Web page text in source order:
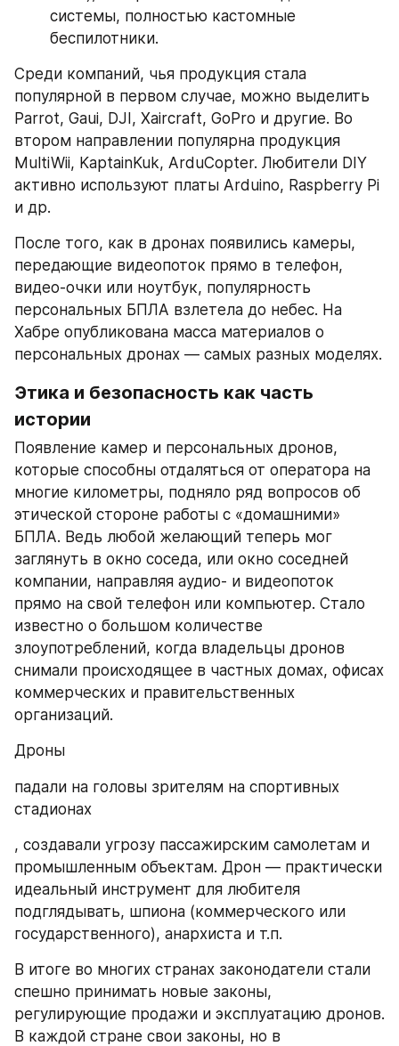
системы, полностью кастомные
беспилотники.
Среди компаний, чья продукция стала
популярной в первом случае, можно выделить
Parrot, Gaui, DJI, Xaircraft, GoPro и другие. Во
втором направлении популярна продукция
MultiWii, KaptainKuk, ArduCopter. Любители DIY
активно используют платы Arduino, Raspberry Pi
и др.
После того, как в дронах появились камеры,
передающие видеопоток прямо в телефон,
видео-очки или ноутбук, популярность
персональных БПЛА взлетела до небес. На
Хабре опубликована масса материалов о
персональных дронах — самых разных моделях.
Этика и безопасность как часть
истории
Появление камер и персональных дронов,
которые способны отдаляться от оператора на
многие километры, подняло ряд вопросов об
этической стороне работы с «домашними»
БПЛА. Ведь любой желающий теперь мог
заглянуть в окно соседа, или окно соседней
компании, направляя аудио- и видеопоток
прямо на свой телефон или компьютер. Стало
известно о большом количестве
злоупотреблений, когда владельцы дронов
снимали происходящее в частных домах, офисах
коммерческих и правительственных
организаций.
Дроны
падали на головы зрителям на спортивных
стадионах
, создавали угрозу пассажирским самолетам и
промышленным объектам. Дрон — практически
идеальный инструмент для любителя
подглядывать, шпиона (коммерческого или
государственного), анархиста и т.п.
В итоге во многих странах законодатели стали
спешно принимать новые законы,
регулирующие продажи и эксплуатацию дронов.
В каждой стране свои законы, но в